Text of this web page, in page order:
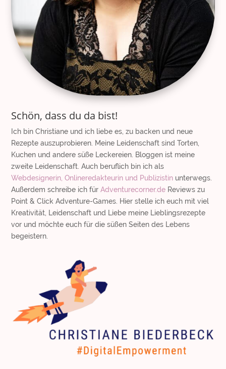
Schön, dass du da bist!
Ich bin Christiane und ich liebe es, zu backen und neue
Rezepte auszuprobieren. Meine Leidenschaft sind Torten,
Kuchen und andere süße Leckereien. Bloggen ist meine
zweite Leidenschaft. Auch beruflich bin ich als
Webdesignerin, Onlineredakteurin und Publizistin unterwegs.
Außerdem schreibe ich fürAdventurecorner.de Reviews zu
Point & Click Adventure-Games. Hier stelle ich euch mit viel
Kreativität, Leidenschaft und Liebe meine Lieblingsrezepte
vor und möchte euch für die süßen Seiten des Lebens
begeistern.